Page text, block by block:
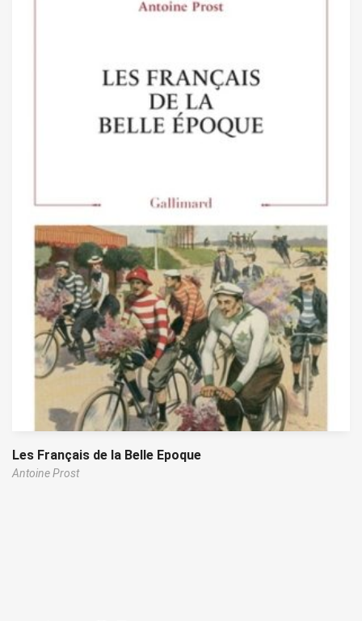
Les Français de la Belle Epoque
Antoine Prost